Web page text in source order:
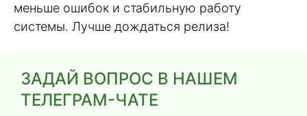
меньше ошибок и стабильную работу
системы. Лучше дождаться релиза!
ЗАДАЙ ВОПРОС В НАШЕМ
ТЕЛЕГРАМ-ЧАТЕ